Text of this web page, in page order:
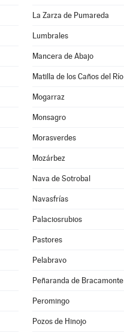
La Zarza de Pumareda
Lumbrales
Mancera de Abajo
Matilla de los Caños del Río
Mogarraz
Monsagro
Morasverdes
Mozárbez
Nava de Sotrobal
Navasfrías
Palaciosrubios
Pastores
Pelabravo
Peñaranda de Bracamonte
Peromingo
Pozos de Hinojo